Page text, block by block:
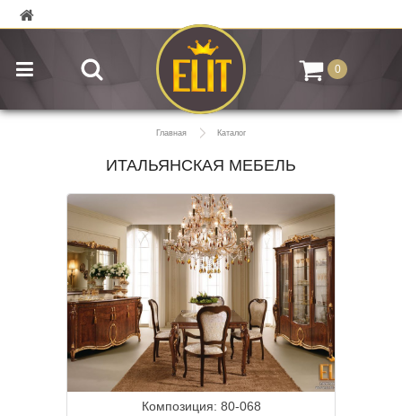
0
Главная Каталог
ИТАЛЬЯНСКАЯ МЕБЕЛЬ
Композиция: 80-068